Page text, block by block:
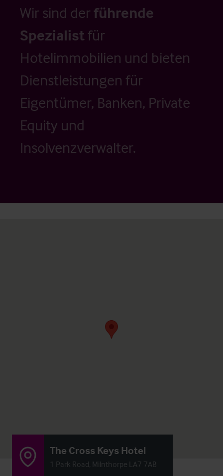
Wir sind der führende
Spezialistfür
Hotelimmobilien und bieten
Dienstleistungen für
Eigentümer, Banken, Private
Equity und
Insolvenzverwalter.
The Cross Keys Hotel
1 Park Road, Milnthorpe LA7 7AB